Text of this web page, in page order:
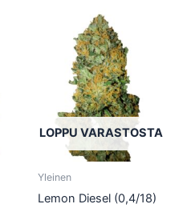
LOPPU VARASTOSTA
Yleinen
Lemon Diesel (0,4/18)